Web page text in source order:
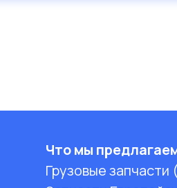
Что мы
Грузовые